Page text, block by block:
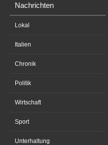
Nachrichten
Lokal
Italien
Chronik
Politik
Wirtschaft
Sport
Unterhaltung